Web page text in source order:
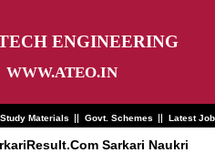
ENGINEERING
WWW.ATEO.IN
Study Materials Govt. Schemes Latest
Sarkari Naukri